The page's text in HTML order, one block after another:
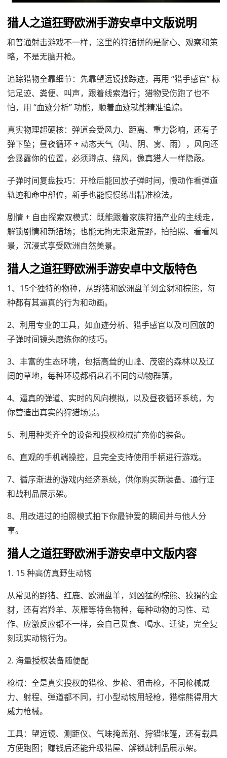
猎人之道狂野欧洲手游安卓中文版说明
和普通射击游戏不一样，这里的狩猎拼的是耐心、观察和策
略，不是无脑开枪。
追踪猎物全靠细节：先靠望远镜找踪迹，再用 “猎手感官” 标
记足迹、粪便、叫声，跟着线索潜行；猎物受伤跑了也不
怕，用 “血迹分析” 功能，顺着血迹就能精准追踪。
真实物理超硬核：弹道会受风力、距离、重力影响，还有子
弹下坠；昼夜循环 + 动态天气（晴、阴、雾、雨），风向还
会暴露你的位置，必须蹲点、绕风，像真猎人一样隐蔽。
子弹时间复盘技巧：开枪后能回放子弹时间，慢动作看弹道
轨迹和命中部位，新手也能慢慢练出精准枪法。
剧情 + 自由探索双模式：既能跟着家族狩猎产业的主线走，
解锁剧情和新猎场；也能无拘无束逛荒野，拍拍照、看看风
景，沉浸式享受欧洲自然美景。
猎人之道狂野欧洲手游安卓中文版特色
1、15个独特的物种，从野猪和欧洲盘羊到金豺和棕熊，每
种都有其逼真的行为和动画。
2、利用专业的工具，如血迹分析、猎手感官以及可回放的
子弹时间镜头磨练你的技巧。
3、丰富的生态环境，包括高耸的山峰、茂密的森林以及辽
阔的草地，每种环境都栖息着不同的动物群落。
4、逼真的弹道、实时的风向模拟，以及昼夜循环系统，为
你营造出真实的狩猎场景。
5、利用种类齐全的设备和授权枪械扩充你的装备。
6、直观的手机端操控，且完全支持使用手柄进行游戏。
7、循序渐进的游戏内经济系统，供你购买新装备、通行证
和战利品展示架。
8、用改进过的拍照模式拍下你最钟爱的瞬间并与他人分
享。
猎人之道狂野欧洲手游安卓中文版内容
1. 15 种高仿真野生动物
从常见的野猪、红鹿、欧洲盘羊，到凶猛的棕熊、狡猾的金
豺，还有岩羚羊、灰雁等特色物种，每种动物的习性、动
作、应激反应都不一样，会自己觅食、喝水、迁徙，完全复
刻现实动物行为。
2. 海量授权装备随便配
枪械：全是真实授权的猎枪、步枪、狙击枪，不同枪械威
力、射程、弹道都不同，打小型动物用轻枪，猎棕熊得用大
威力枪械。
工具：望远镜、测距仪、气味掩盖剂、狩猎帐篷，还有载具
方便跑图；赚钱后还能升级猎屋、解锁战利品展示架。